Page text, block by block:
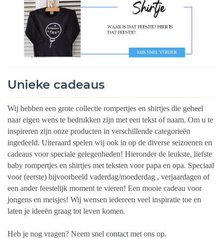
Unieke cadeaus
Wij hebben een grote collectie rompertjes en shirtjes die geheel
naar eigen wens te bedrukken zijn met een tekst of naam. Om u te
inspireren zijn onze producten in verschillende categorieën
ingedeeld. Uiteraard spelen wij ook in op de diverse seizoenen en
cadeaus voor speciale gelegenheden! Hieronder de leukste, liefste
baby rompertjes en shirtjes met teksten voor papa en opa. Speciaal
voor (eerste) bijvoorbeeld vaderdag/moederdag , verjaardagen of
een ander feestelijk moment te vieren! Een mooie cadeau voor
jongens en meisjes! Wij wensen iedereen veel inspiratie toe en
laten je ideeën graag tot leven komen.
Heb je nog vragen? Neem snel contact met ons op.